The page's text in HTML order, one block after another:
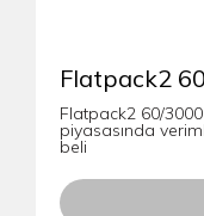
Flatpack2
Flatpack2 60/
piyasasında
beli